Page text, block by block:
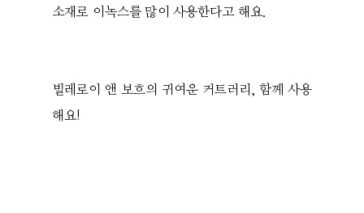
소재로 이녹스를 많이 사용한다고 해요.
빌레로이 앤 보흐의 귀여운 커트러리, 함께 사용
해요!